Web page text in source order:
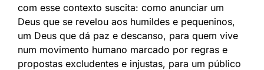
com esse contexto suscita: como anunciar um
Deus que se revelou aos humildes e pequeninos,
um Deus que dá paz e descanso, para quem vive
num movimento humano marcado por regras e
propostas excludentes e injustas, para um público